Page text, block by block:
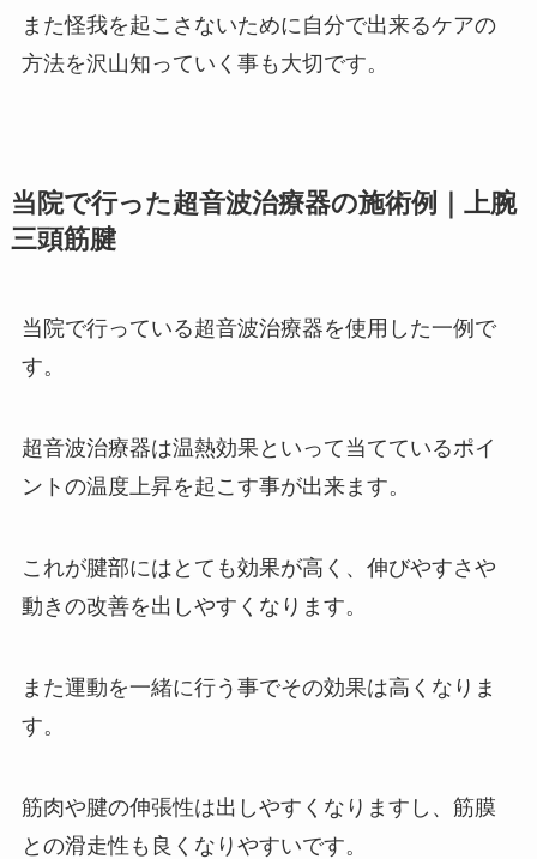
また怪我を起こさないために自分で出来るケアの
方法を沢山知っていく事も大切です。
当院で行った超音波治療器の施術例｜上腕
三頭筋腱
当院で行っている超音波治療器を使用した一例で
す。
超音波治療器は温熱効果といって当てているポイ
ントの温度上昇を起こす事が出来ます。
これが腱部にはとても効果が高く、伸びやすさや
動きの改善を出しやすくなります。
また運動を一緒に行う事でその効果は高くなりま
す。
筋肉や腱の伸張性は出しやすくなりますし、筋膜
との滑走性も良くなりやすいです。